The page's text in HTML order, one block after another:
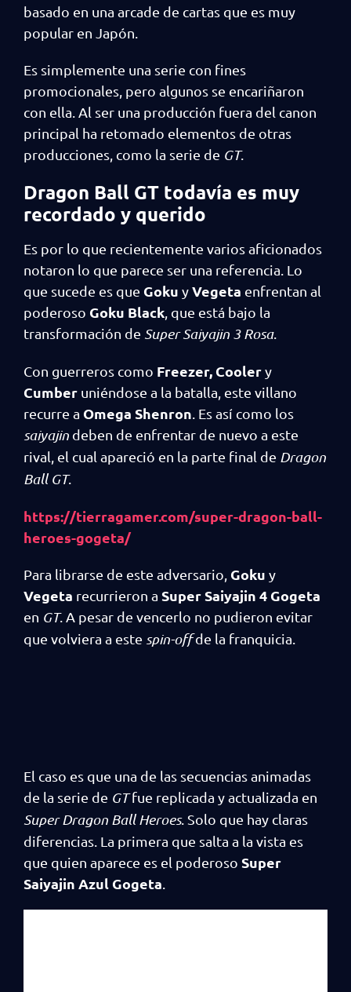
basado en una arcade de cartas que es muy
popular en Japón.
Es simplemente una serie con fines
promocionales, pero algunos se encariñaron
con ella. Al ser una producción fuera del canon
principal ha retomado elementos de otras
producciones, como la serie de GT.
Dragon Ball GT todavía es muy
recordado y querido
Es por lo que recientemente varios aficionados
notaron lo que parece ser una referencia. Lo
que sucede es que Goku yVegeta enfrentan al
poderoso Goku Black , que está bajo la
transformación de Super Saiyajin 3 Rosa.
Con guerreros como Freezer, Coolery
Cumber uniéndose a la batalla, este villano
recurre a Omega Shenron . Es así como los
saiyajin deben de enfrentar de nuevo a este
rival, el cual apareció en la parte final de Dragon
Ball GT.
https://tierragamer.com/super-dragon-ball-
heroes-gogeta/
Para librarse de este adversario, Goku y
Vegeta recurrieron a Super Saiyajin 4 Gogeta
en GT. A pesar de vencerlo no pudieron evitar
que volviera a este spin-offde la franquicia.
El caso es que una de las secuencias animadas
de la serie de GTfue replicada y actualizada en
Super Dragon Ball Heroes. Solo que hay claras
diferencias. La primera que salta a la vista es
que quien aparece es el poderoso Super
Saiyajin Azul Gogeta